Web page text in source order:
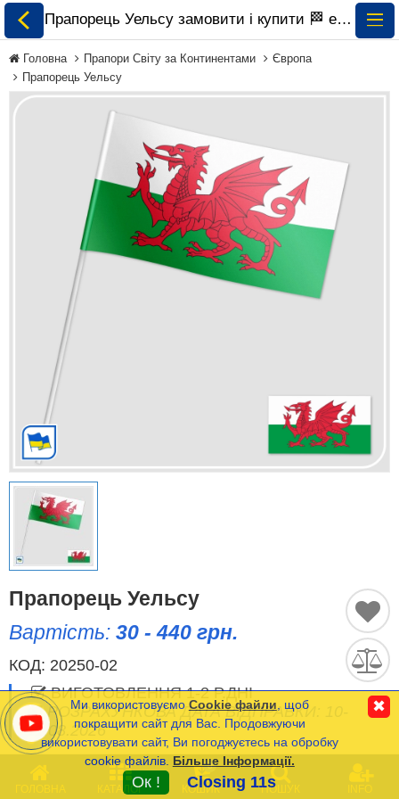
Всі Прапори
Прапори України
Прапори Світу за
Континентами
Прапори на
Замовлення
Прапори Міжнародних
Організацій
Спортивні Прапори
Етнічні Прапори
Прапори США (штатів)
Інші прапори
Порівняти
(0)
Часті Питання (FAQ)
Оплата та Доставка
ГОЛОВНА КАТАЛОГ
0
КОШИК ПОШУК INFO
Прапорець Уельсу замовити і купити 🏁 ePrapor.com.ua
Головна Прапори Світу за Континентами
Європа
Прапорець Уельсу
Прапорець Уельсу
Вартість: 30 - 440 грн.
КОД: 20250-02
ВИГОТОВЛЕННЯ 1-2 Р.ДНІ
РОЗРАХУНКОВА ДАТА ВІДПРАВКИ: 10-
11.08.2026
Мінімальна сума замовлення на сайті- 120 грн.
Ми використовуємо Cookie файли , щоб
покращити сайт для Вас. Продовжуючи
використовувати сайт, Ви погоджуєтесь на обробку
cookie файлів. Більше Інформації.
Ок ! Closing 11s
✖